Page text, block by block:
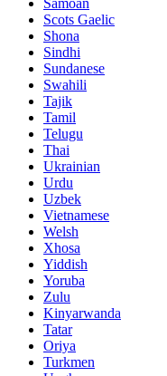
Scots Gaelic
Shona
Sindhi
Sundanese
Swahili
Tajik
Tamil
Telugu
Thai
Ukrainian
Urdu
Uzbek
Vietnamese
Welsh
Xhosa
Yiddish
Yoruba
Zulu
Kinyarwanda
Tatar
Oriya
Turkmen